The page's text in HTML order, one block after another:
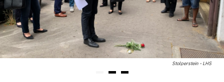
Stolperstein - LHS